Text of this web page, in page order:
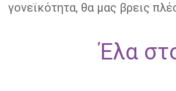
γονεϊκότητα, θα μας βρεις
Έλα